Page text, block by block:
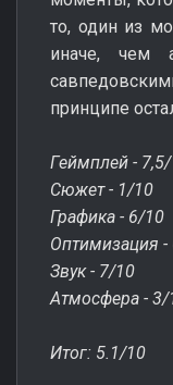
то, один из
иначе, чем
принципе
Геймплей -
Сюжет - 1/10
Графика - 6/10
Оптимизация -
Звук - 7/10
Атмосфера - 3/
Итог: 5.1/10